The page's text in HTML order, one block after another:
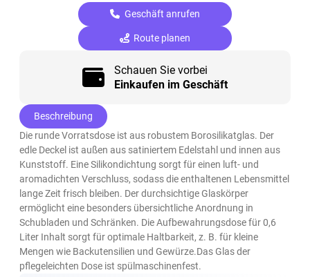
Geschäft anrufen
Route planen
Schauen Sie vorbei
Einkaufen im Geschäft
Beschreibung
Die runde Vorratsdose ist aus robustem Borosilikatglas. Der
edle Deckel ist außen aus satiniertem Edelstahl und innen aus
Kunststoff. Eine Silikondichtung sorgt für einen luft- und
aromadichten Verschluss, sodass die enthaltenen Lebensmittel
lange Zeit frisch bleiben. Der durchsichtige Glaskörper
ermöglicht eine besonders übersichtliche Anordnung in
Schubladen und Schränken. Die Aufbewahrungsdose für 0,6
Liter Inhalt sorgt für optimale Haltbarkeit, z. B. für kleine
Mengen wie Backutensilien und Gewürze.Das Glas der
pflegeleichten Dose ist spülmaschinenfest.